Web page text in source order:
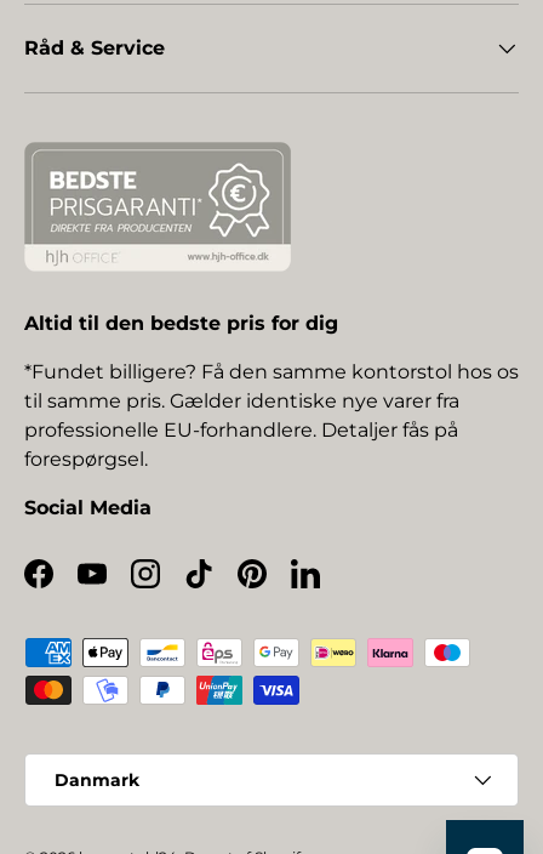
Råd & Service
Altid til den bedste pris for dig
*Fundet billigere? Få den samme kontorstol hos os
til samme pris. Gælder identiske nye varer fra
professionelle EU-forhandlere. Detaljer fås på
forespørgsel.
Social Media
Facebook
YouTubeInstagram
TikTokPinterestLinkedIn
Betalingsmetoder
Danmark